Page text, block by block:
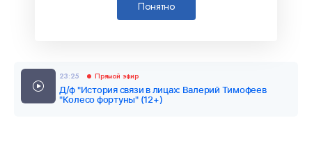
Понятно
23:25 Прямой эфир
Д/ф "История связи в лицах: Валерий Тимофеев
"Колесо фортуны" (12+)